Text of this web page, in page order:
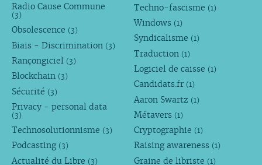
Radio Cause Commune
(3)
Obsolescence (3)
Biais - Discrimination (3)
Rançongiciel (3)
Blockchain (3)
Sécurité (3)
Privacy - personal data
(3)
Technosolutionnisme (3)
Podcasting (3)
Actualité du Libre (3)
Techno-fascisme (1)
Windows (1)
Syndicalisme (1)
Traduction (1)
Logiciel de caisse (1)
Candidats.fr (1)
Aaron Swartz (1)
Métavers (1)
Cryptographie (1)
Raising awareness (1)
Graine de libriste (1)